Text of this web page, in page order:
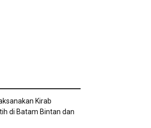
Kirab
di Batam Bintan dan